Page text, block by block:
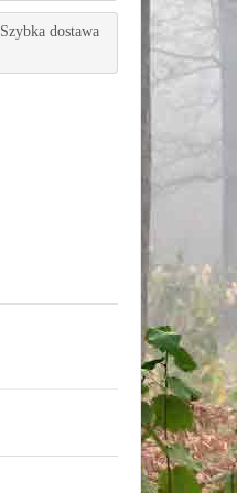
Szybka dostawa